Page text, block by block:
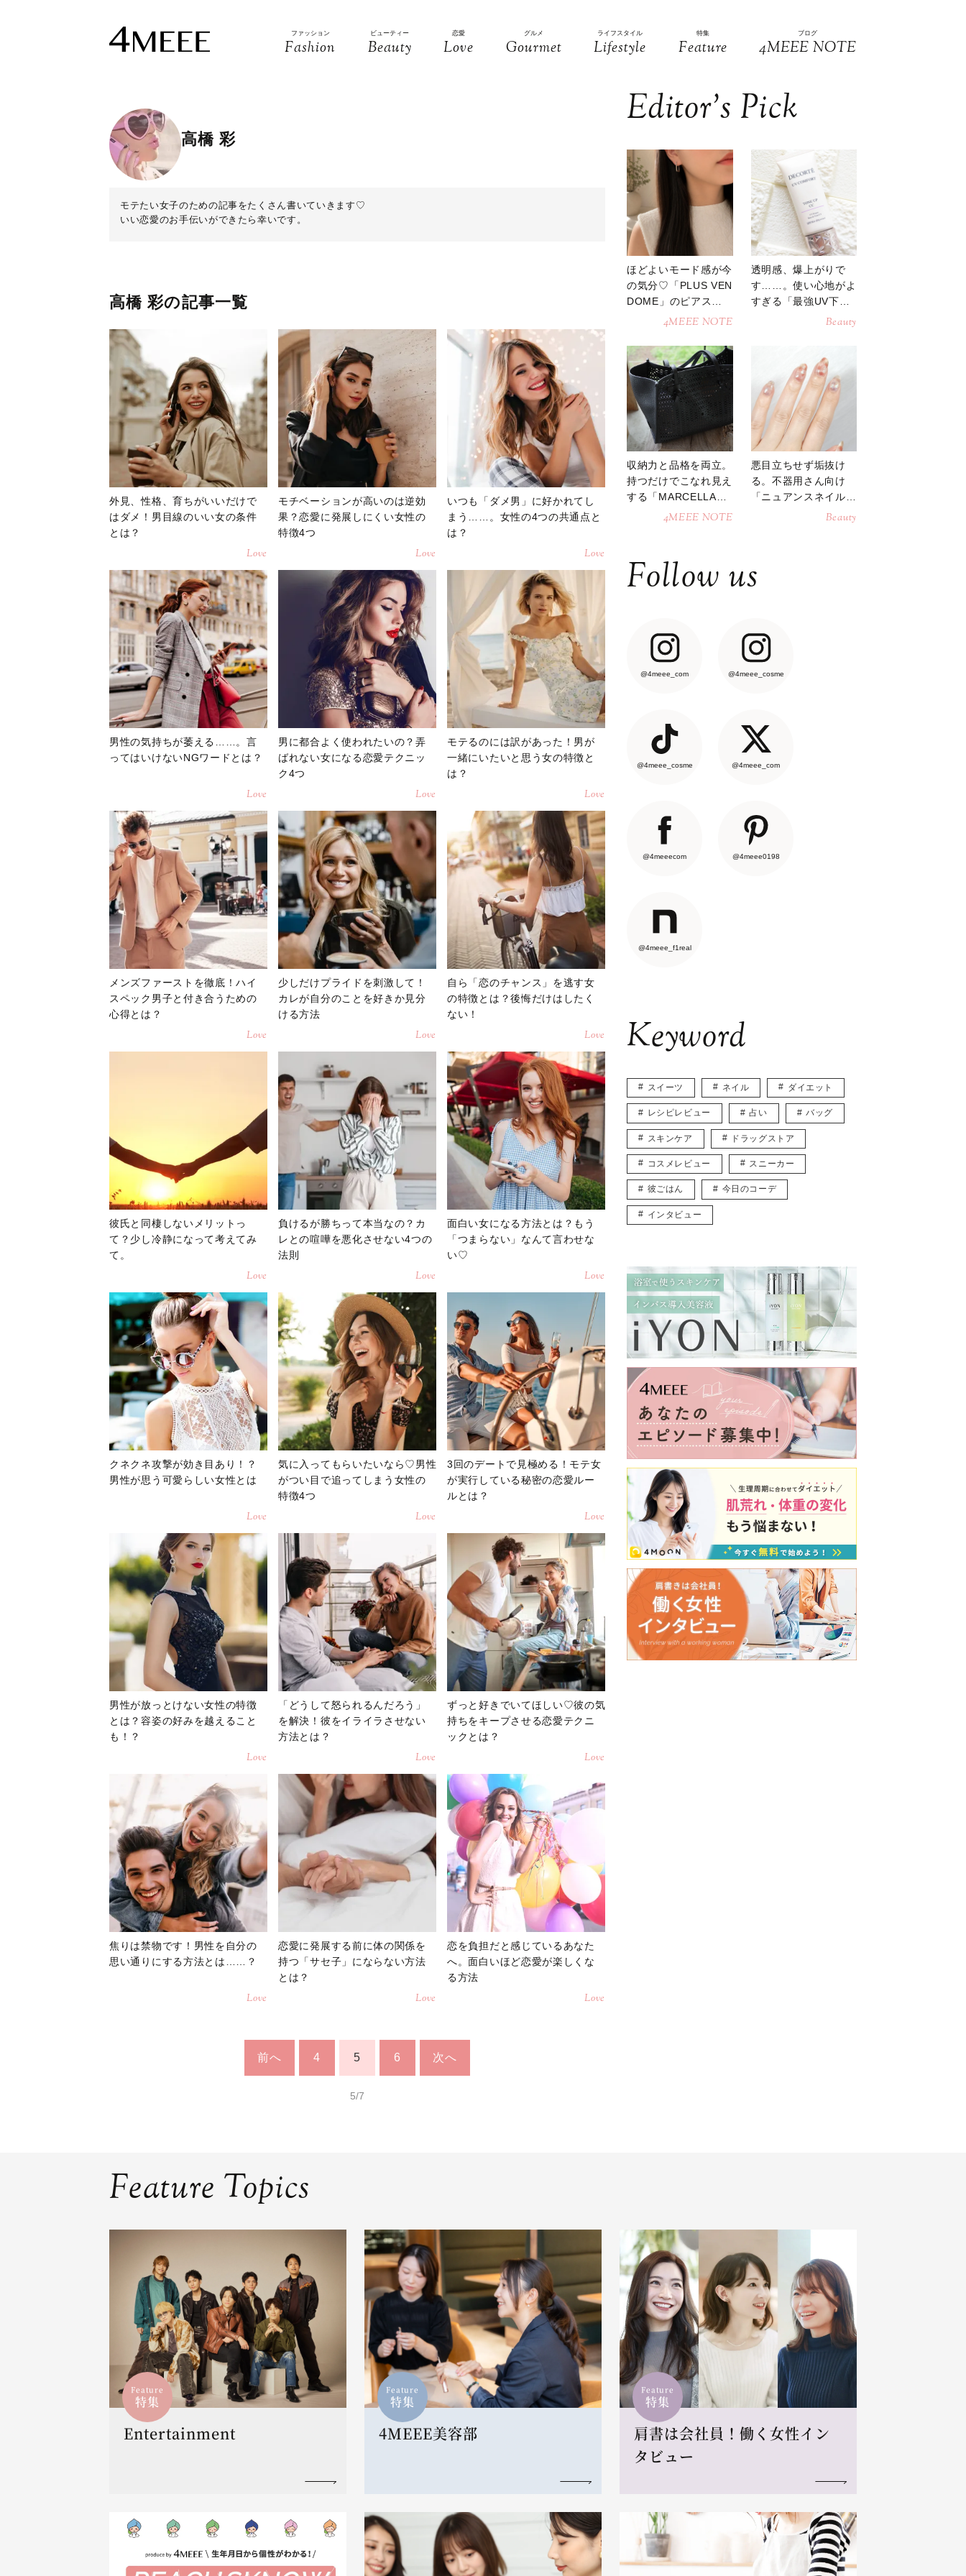
ファッション
Fashion
ビューティー
Beauty
恋愛
Love
グルメ
Gourmet
ライフスタイル
Lifestyle
特集
Feature
ブログ
4MEEE NOTE
高橋 彩
モテたい女子のための記事をたくさん書いていきます♡
いい恋愛のお手伝いができたら幸いです。
高橋 彩の記事一覧
外見、性格、育ちがいいだけで
はダメ！男目線のいい女の条件
とは？
Love
モチベーションが高いのは逆効
果？恋愛に発展しにくい女性の
特徴4つ
Love
いつも「ダメ男」に好かれてし
まう……。女性の4つの共通点と
は？
Love
男性の気持ちが萎える……。言
ってはいけないNGワードとは？
Love
男に都合よく使われたいの？弄
ばれない女になる恋愛テクニッ
ク4つ
Love
モテるのには訳があった！男が
一緒にいたいと思う女の特徴と
は？
Love
メンズファーストを徹底！ハイ
スペック男子と付き合うための
心得とは？
Love
少しだけプライドを刺激して！
カレが自分のことを好きか見分
ける方法
Love
自ら「恋のチャンス」を逃す女
の特徴とは？後悔だけはしたく
ない！
Love
彼氏と同棲しないメリットっ
て？少し冷静になって考えてみ
て。
Love
負けるが勝ちって本当なの？カ
レとの喧嘩を悪化させない4つの
法則
Love
面白い女になる方法とは？もう
「つまらない」なんて言わせな
い♡
Love
クネクネ攻撃が効き目あり！？
男性が思う可愛らしい女性とは
Love
気に入ってもらいたいなら♡男性
がつい目で追ってしまう女性の
特徴4つ
Love
3回のデートで見極める！モテ女
が実行している秘密の恋愛ルー
ルとは？
Love
男性が放っとけない女性の特徴
とは？容姿の好みを越えること
も！？
Love
「どうして怒られるんだろう」
を解決！彼をイライラさせない
方法とは？
Love
ずっと好きでいてほしい♡彼の気
持ちをキープさせる恋愛テクニ
ックとは？
Love
焦りは禁物です！男性を自分の
思い通りにする方法とは……？
Love
恋愛に発展する前に体の関係を
持つ「サセ子」にならない方法
とは？
Love
恋を負担だと感じているあなた
へ。面白いほど恋愛が楽しくな
る方法
Love
前へ 4 5 6 次へ
5/7
Editor’s Pick
ほどよいモード感が今
の気分♡「PLUS VEN
DOME」のピアスが
4MEEE NOTE
透明感、爆上がりで
す……。使い心地がよ
すぎる「最強UV下
Beauty
収納力と品格を両立。
持つだけでこなれ見え
する「MARCELLAト
ートバッグ」4MEEE NOTE
悪目立ちせず垢抜け
る。不器用さん向け
「ニュアンスネイル」
Beauty
Follow us
@4meee_com @4meee_cosme
@4meee_cosme @4meee_com
@4meeecom @4meee0198
@4meee_f1real
Keyword
スイーツ ネイル ダイエット
レシピレビュー 占い バッグ
スキンケア ドラッグストア
コスメレビュー スニーカー
彼ごはん 今日のコーデ
インタビュー
Feature Topics
Feature
特集
Entertainment
Feature
特集
4MEEE美容部
Feature
特集
肩書は会社員！働く女性イン
タビュー